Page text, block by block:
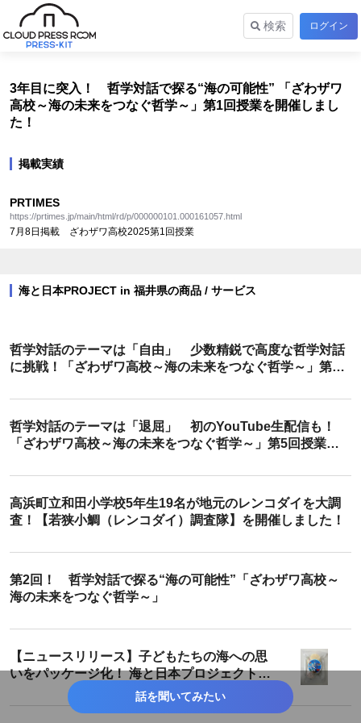
検索 ログイン
3年目に突入！ 哲学対話で探る“海の可能性” 「ざわザワ
高校～海の未来をつなぐ哲学～」第1回授業を開催しまし
た！
掲載実績
PRTIMES
https://prtimes.jp/main/html/rd/p/000000101.000161057.html
7月8日掲載 ざわザワ高校2025第1回授業
海と日本PROJECT in 福井県の商品 / サービス
哲学対話のテーマは「自由」 少数精鋭で高度な哲学対話
に挑戦！「ざわザワ高校～海の未来をつなぐ哲学～」第6
哲学対話のテーマは「退屈」 初のYouTube生配信も！
「ざわザワ高校～海の未来をつなぐ哲学～」第5回授業を
高浜町立和田小学校5年生19名が地元のレンコダイを大調
査！【若狭小鯛（レンコダイ）調査隊】を開催しました！
第2回！ 哲学対話で探る“海の可能性”「ざわザワ高校～
海の未来をつなぐ哲学～」
【ニュースリリース】子どもたちの海への思
いをパッケージ化！ 海と日本プロジェクトふ
くい オリジナル海鮮献上焼話を聞いてみたい